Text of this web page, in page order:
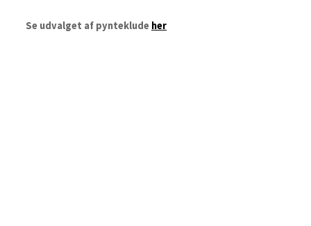
Se udvalget af pynteklude her